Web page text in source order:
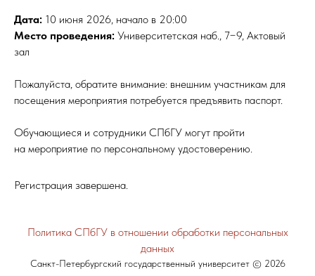
Дата: 10 июня 2026, начало в 20:00
Место проведения: Университетская наб., 7−9, Актовый
зал
Пожалуйста, обратите внимание: внешним участникам для
посещения мероприятия потребуется предъявить паспорт.
Обучающиеся и сотрудники СПбГУ могут пройти
на мероприятие по персональному удостоверению.
Регистрация завершена.
Политика СПбГУ в отношении обработки персональных
данных
Санкт-Петербургский государственный университет © 2026